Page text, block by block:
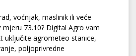
voćnjak, maslinik ili veće
73.10? Digital Agro vam
uključite agrometeo stanice,
poljoprivredne